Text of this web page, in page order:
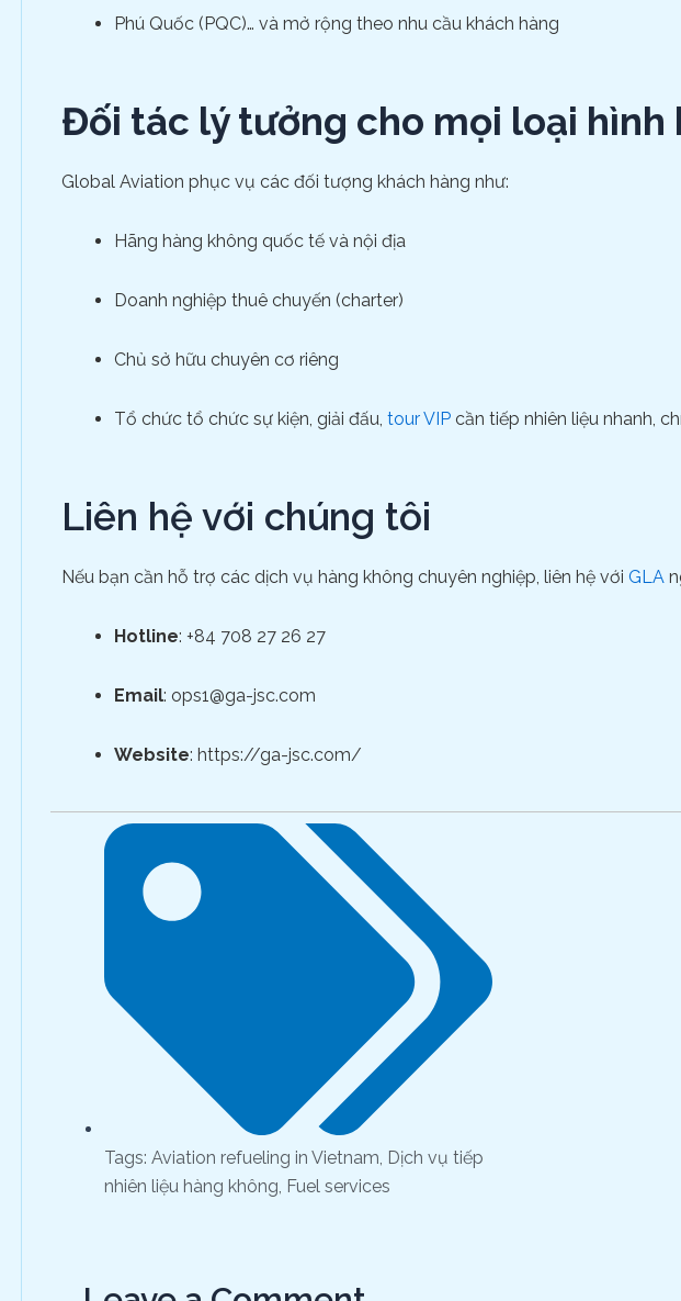
Phú Quốc (PQC)… và mở rộng theo nhu cầu khách hàng
Đối tác lý tưởng cho mọi loại hình
Global Aviation phục vụ các đối tượng khách hàng như:
Hãng hàng không quốc tế và nội địa
Doanh nghiệp thuê chuyến (charter)
Chủ sở hữu chuyên cơ riêng
Tổ chức tổ chức sự kiện, giải đấu, tour VIPcần tiếp nhiên liệu nhanh,
Liên hệ với chúng tôi
Nếu bạn cần hỗ trợ các dịch vụ hàng không chuyên nghiệp, liên hệ với GLA
Hotline: +84 708 27 26 27
Email: ops1@ga-jsc.com
Website: https://ga-jsc.com/
Tags: Aviation refueling in Vietnam Dịch vụ tiếp
nhiên liệu hàng không Fuel services